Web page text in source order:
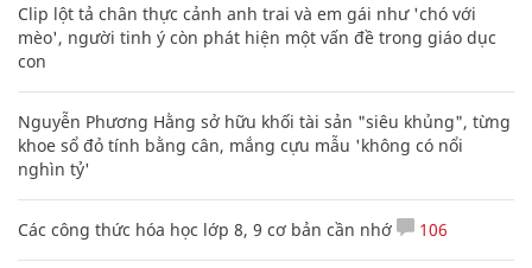
Clip lột tả chân thực cảnh anh trai và em gái như 'chó với
mèo', người tinh ý còn phát hiện một vấn đề trong giáo dục
con
Nguyễn Phương Hằng sở hữu khối tài sản "siêu khủng", từng
khoe sổ đỏ tính bằng cân, mắng cựu mẫu 'không có nổi
nghìn tỷ'
Các công thức hóa học lớp 8, 9 cơ bản cần nhớ 106